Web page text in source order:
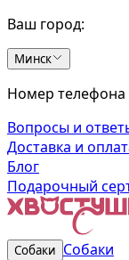
Ваш город:
Минск
Номер телефона
Вопросы и
Доставка и
Блог
Подарочный
Собаки Собаки